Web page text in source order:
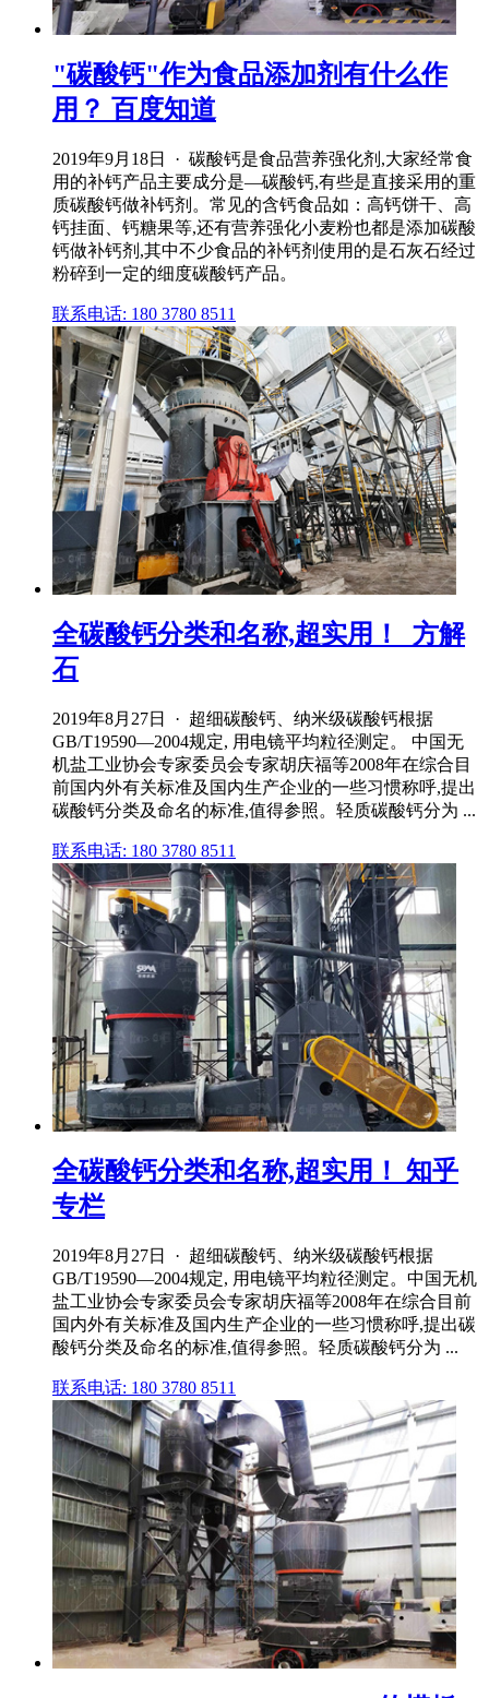
"碳酸钙"作为食品添加剂有什么作
用？ 百度知道
2019年9月18日 · 碳酸钙是食品营养强化剂,大家经常食
用的补钙产品主要成分是—碳酸钙,有些是直接采用的重
质碳酸钙做补钙剂。常见的含钙食品如：高钙饼干、高
钙挂面、钙糖果等,还有营养强化小麦粉也都是添加碳酸
钙做补钙剂,其中不少食品的补钙剂使用的是石灰石经过
粉碎到一定的细度碳酸钙产品。
联系电话: 180 3780 8511
全碳酸钙分类和名称,超实用！_方解
石
2019年8月27日 · 超细碳酸钙、纳米级碳酸钙根据
GB/T19590—2004规定, 用电镜平均粒径测定。 中国无
机盐工业协会专家委员会专家胡庆福等2008年在综合目
前国内外有关标准及国内生产企业的一些习惯称呼,提出
碳酸钙分类及命名的标准,值得参照。轻质碳酸钙分为 ...
联系电话: 180 3780 8511
全碳酸钙分类和名称,超实用！ 知乎
专栏
2019年8月27日 · 超细碳酸钙、纳米级碳酸钙根据
GB/T19590—2004规定, 用电镜平均粒径测定。中国无机
盐工业协会专家委员会专家胡庆福等2008年在综合目前
国内外有关标准及国内生产企业的一些习惯称呼,提出碳
酸钙分类及命名的标准,值得参照。轻质碳酸钙分为 ...
联系电话: 180 3780 8511